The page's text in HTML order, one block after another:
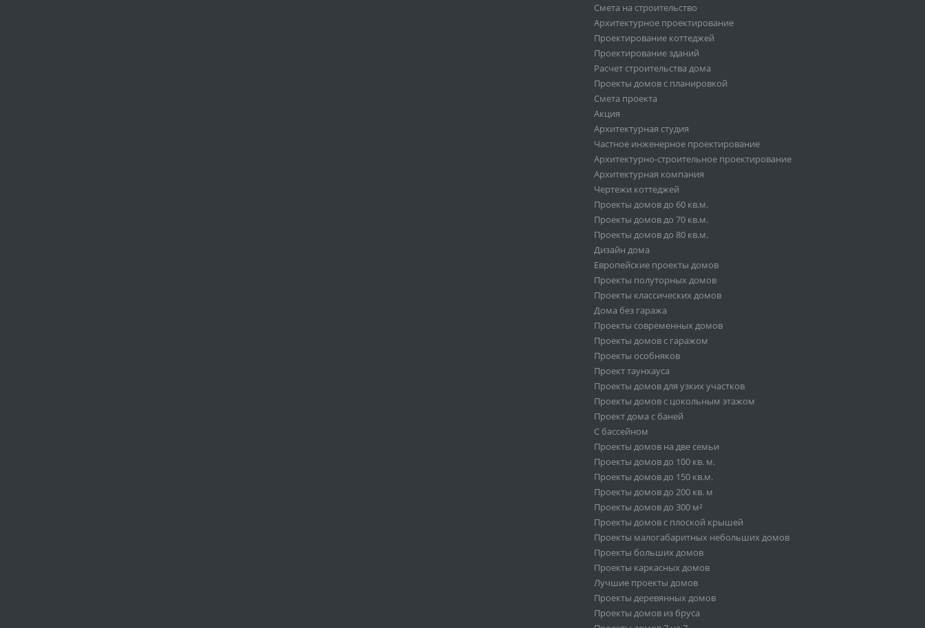
Смета на строительство
Архитектурное проектирование
Проектирование коттеджей
Проектирование зданий
Расчет строительства дома
Проекты домов с планировкой
Смета проекта
Акция
Архитектурная студия
Частное инженерное проектирование
Архитектурно-строительное проектирование
Архитектурная компания
Чертежи коттеджей
Проекты домов до 60 кв.м.
Проекты домов до 70 кв.м.
Проекты домов до 80 кв.м.
Дизайн дома
Европейские проекты домов
Проекты полуторных домов
Проекты классических домов
Дома без гаража
Проекты современных домов
Проекты домов с гаражом
Проекты особняков
Проект таунхауса
Проекты домов для узких участков
Проекты домов с цокольным этажом
Проект дома с баней
С бассейном
Проекты домов на две семьи
Проекты домов до 100 кв. м.
Проекты домов до 150 кв.м.
Проекты домов до 200 кв. м
Проекты домов до 300 м²
Проекты домов с плоской крышей
Проекты малогабаритных небольших домов
Проекты больших домов
Проекты каркасных домов
Лучшие проекты домов
Проекты деревянных домов
Проекты домов из бруса